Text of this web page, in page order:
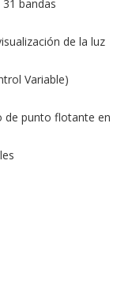
bandas
de la luz
Variable)
de punto flotante en